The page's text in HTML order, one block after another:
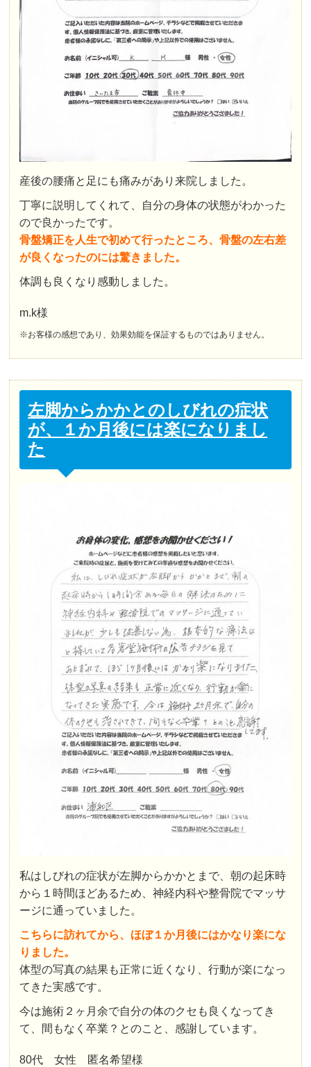
産後の腰痛と足にも痛みがあり来院しました。
丁寧に説明してくれて、自分の身体の状態がわかった
ので良かったです。
骨盤矯正を人生で初めて行ったところ、骨盤の左右差
が良くなったのには驚きました。
体調も良くなり感動しました。
m.k様
※お客様の感想であり、効果効能を保証するものではありません。
左脚からかかとのしびれの症状
が、１か月後には楽になりまし
た
私はしびれの症状が左脚からかかとまで、朝の起床時
から１時間ほどあるため、神経内科や整骨院でマッサ
ージに通っていました。
こちらに訪れてから、ほぼ１か月後にはかなり楽にな
りました。
体型の写真の結果も正常に近くなり、行動が楽になっ
てきた実感です。
今は施術２ヶ月余で自分の体のクセも良くなってき
て、間もなく卒業？とのこと、感謝しています。
80代 女性 匿名希望様